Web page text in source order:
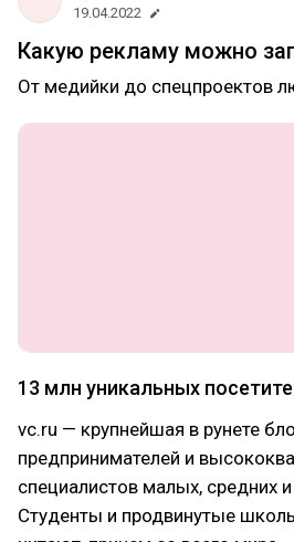
19.04.2022
Какую рекламу можно
От медийки до спецпроектов
13 млн уникальных
vc.ru — крупнейшая в рунете
предпринимателей и
специалистов малых, средних
Студенты и продвинутые